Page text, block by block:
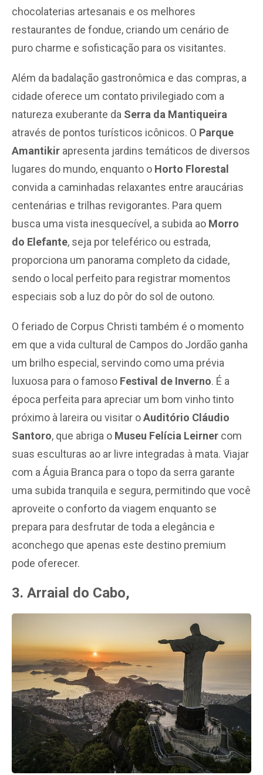
chocolaterias artesanais e os melhores
restaurantes de fondue, criando um cenário de
puro charme e sofisticação para os visitantes.
Além da badalação gastronômica e das compras, a
cidade oferece um contato privilegiado com a
natureza exuberante da Serra da Mantiqueira
através de pontos turísticos icônicos. O Parque
Amantikir apresenta jardins temáticos de diversos
lugares do mundo, enquanto o Horto Florestal
convida a caminhadas relaxantes entre araucárias
centenárias e trilhas revigorantes. Para quem
busca uma vista inesquecível, a subida ao Morro
do Elefante, seja por teleférico ou estrada,
proporciona um panorama completo da cidade,
sendo o local perfeito para registrar momentos
especiais sob a luz do pôr do sol de outono.
O feriado de Corpus Christi também é o momento
em que a vida cultural de Campos do Jordão ganha
um brilho especial, servindo como uma prévia
luxuosa para o famoso Festival de Inverno. É a
época perfeita para apreciar um bom vinho tinto
próximo à lareira ou visitar oAuditório Cláudio
Santoro, que abriga o Museu Felícia Leirner com
suas esculturas ao ar livre integradas à mata. Viajar
com a Águia Branca para o topo da serra garante
uma subida tranquila e segura, permitindo que você
aproveite o conforto da viagem enquanto se
prepara para desfrutar de toda a elegância e
aconchego que apenas este destino premium
pode oferecer.
3. Arraial do Cabo,